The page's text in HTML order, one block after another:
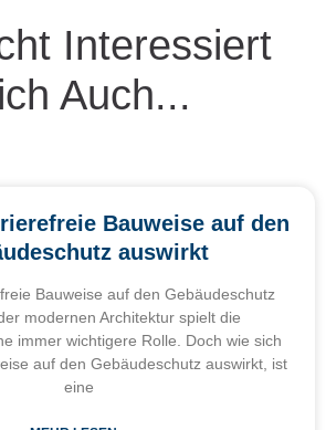
Interessiert
Auch...
Bauweise auf den
auswirkt
Bauweise auf den Gebäudeschutz
modernen Architektur spielt die
immer wichtigere Rolle. Doch wie sich
auf den Gebäudeschutz auswirkt, ist
eine